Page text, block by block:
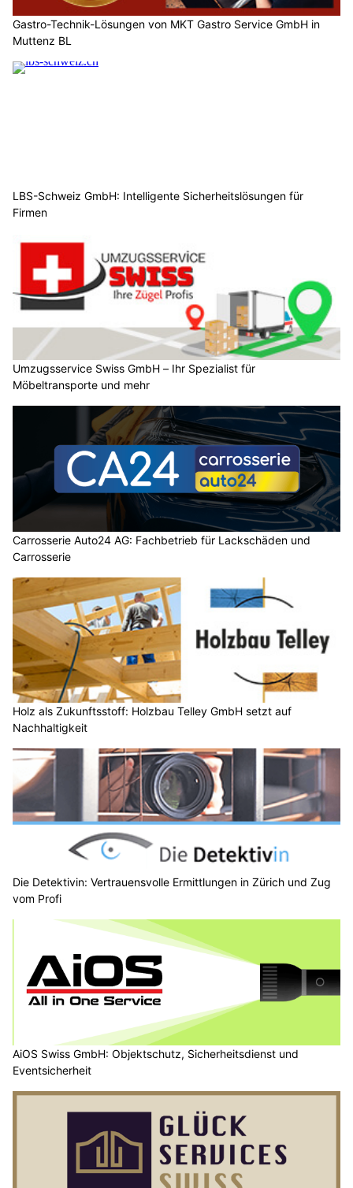
Gastro-Technik-Lösungen von MKT Gastro Service GmbH in
Muttenz BL
LBS-Schweiz GmbH: Intelligente Sicherheitslösungen für
Firmen
Umzugsservice Swiss GmbH – Ihr Spezialist für
Möbeltransporte und mehr
Carrosserie Auto24 AG: Fachbetrieb für Lackschäden und
Carrosserie
Holz als Zukunftsstoff: Holzbau Telley GmbH setzt auf
Nachhaltigkeit
Die Detektivin: Vertrauensvolle Ermittlungen in Zürich und Zug
vom Profi
AiOS Swiss GmbH: Objektschutz, Sicherheitsdienst und
Eventsicherheit